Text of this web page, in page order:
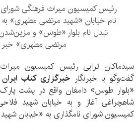
رئیس کمیسیون میراث ‌فرهنگی شورای
نام خیابان «شهید مرتضی مطهری» به
تبدل نام بلوار «طوس» و
مرتضی مطهری» خبر
سیدماکان ترابی رئیس کمیسیون
گفت‌وگو با خبرنگار خبرگزاری کتاب
«بلوار طوس» دامغان واقع در پشت
شاهچراغی آغاز و به خیابان شهید
کمیسیون شورای نامگذاری به «خیابان